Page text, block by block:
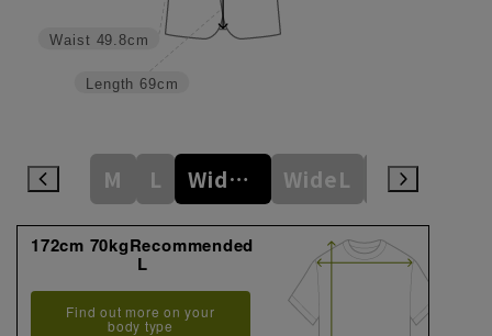
Length 69cm
Waist 49.8cm
M L WideM WideL WideLL
172cm 70kgRecommended
L
Find out more on your
body type